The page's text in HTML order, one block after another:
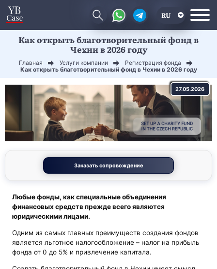
RU
EN
Как открыть благотворительный фонд в
Чехии в 2026 году
Главная Услуги компании
Регистрация фонда
Как открыть благотворительный фонд в Чехии в 2026 году
27.05.2026
Заказать сопровождение
Любые фонды, как специальные объединения
финансовых средств прежде всего являются
юридическими лицами.
Одним из самых главных преимуществ создания фондов
является льготное налогообложение – налог на прибыль
фонда от 0 до 5% и привлечение капитала.